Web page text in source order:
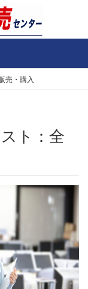
売・購入